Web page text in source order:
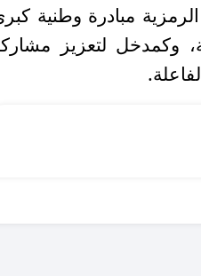
مبادرة وطنية
وكمدخل لتعزيز